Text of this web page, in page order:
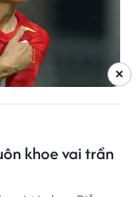
khoe vai trần
×